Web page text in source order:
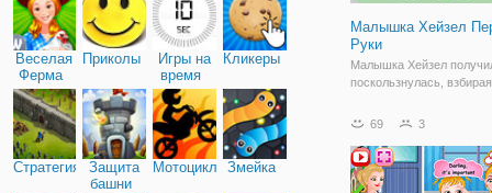
Веселая
Ферма
Приколы
Игры на
время
Кликеры
Стратегия
Защита
башни
МотоциклыЗмейка
Малышка Хейзел
Руки
Малышка Хейзел
поскользнулась,
боли, когда ее рука
медицинского лечения.
Хейзел не может
69 3